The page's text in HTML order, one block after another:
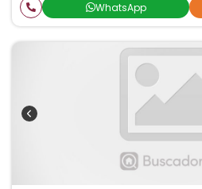
WhatsApp